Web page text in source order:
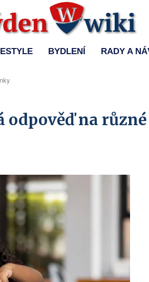
BYDLENÍ RADY A
odpověď na různé